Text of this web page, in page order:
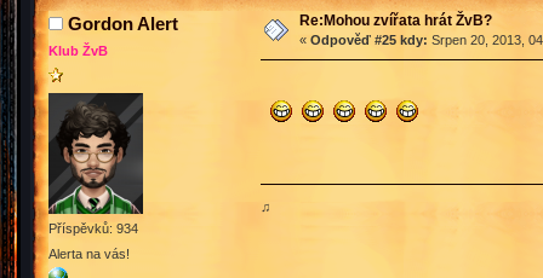
Gordon Alert
Klub ŽvB
Příspěvků: 934
Alerta na vás!
Re:Mohou zvířata hrát ŽvB?
« Odpověď #25 kdy: Srpen 20, 2013,
♫